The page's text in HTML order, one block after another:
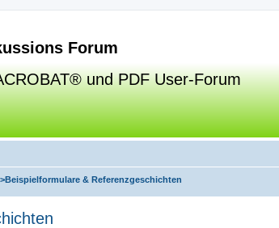
Forum
und PDF User-Forum
Beispielformulare & Referenzgeschichten